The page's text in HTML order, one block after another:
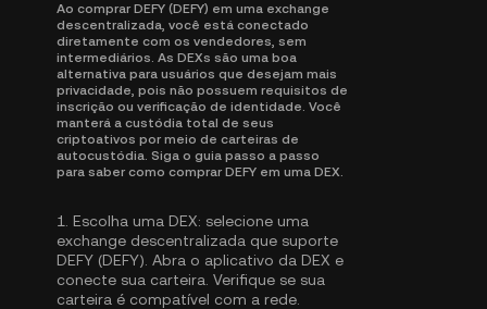
Ao comprar DEFY (DEFY) em uma exchange
descentralizada, você está conectado
diretamente com os vendedores, sem
intermediários. As DEXs são uma boa
alternativa para usuários que desejam mais
privacidade, pois não possuem requisitos de
inscrição ou verificação de identidade. Você
manterá a custódia total de seus
criptoativos por meio de carteiras de
autocustódia. Siga o guia passo a passo
para saber como comprar DEFY em uma DEX.
1. Escolha uma DEX: selecione uma
exchange descentralizada que suporte
DEFY (DEFY). Abra o aplicativo da DEX e
conecte sua carteira. Verifique se sua
carteira é compatível com a rede.